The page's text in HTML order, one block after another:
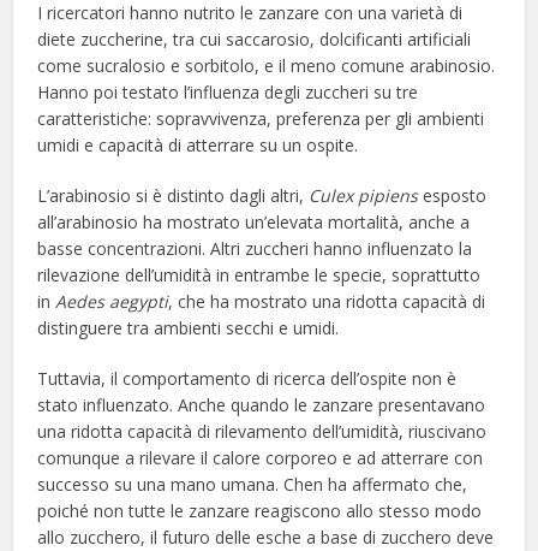
I ricercatori hanno nutrito le zanzare con una varietà di
diete zuccherine, tra cui saccarosio, dolcificanti artificiali
come sucralosio e sorbitolo, e il meno comune arabinosio.
Hanno poi testato l’influenza degli zuccheri su tre
caratteristiche: sopravvivenza, preferenza per gli ambienti
umidi e capacità di atterrare su un ospite.
L’arabinosio si è distinto dagli altri, Culex pipiensesposto
all’arabinosio ha mostrato un’elevata mortalità, anche a
basse concentrazioni. Altri zuccheri hanno influenzato la
rilevazione dell’umidità in entrambe le specie, soprattutto
inAedes aegypti, che ha mostrato una ridotta capacità di
distinguere tra ambienti secchi e umidi.
Tuttavia, il comportamento di ricerca dell’ospite non è
stato influenzato. Anche quando le zanzare presentavano
una ridotta capacità di rilevamento dell’umidità, riuscivano
comunque a rilevare il calore corporeo e ad atterrare con
successo su una mano umana. Chen ha affermato che,
poiché non tutte le zanzare reagiscono allo stesso modo
allo zucchero, il futuro delle esche a base di zucchero deve